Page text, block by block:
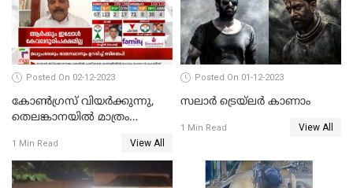
Posted On 02-12-2023
കോണ്‍ഗ്രസ് വിയര്‍ക്കുന്നു,
തെലങ്കാനയില്‍ മാത്രം
1 Min Read View All
Posted On 01-12-2023
സലാര്‍ ട്രെയ്‌ലർ കാണാം
1 Min Read View All